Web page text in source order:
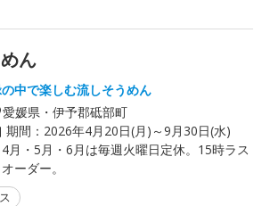
ん
中で楽しむ流しそうめん
愛媛県・伊予郡砥部町
期間： 2026年4月20日(月)～9月30日(水)
月・5月・6月は毎週火曜日定休。15時ラス
オーダー。